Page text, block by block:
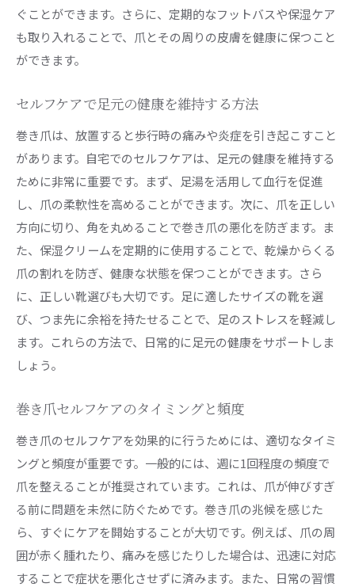
ぐことができます。さらに、定期的なフットバスや保湿ケア
も取り入れることで、爪とその周りの皮膚を健康に保つこと
ができます。
セルフケアで足元の健康を維持する方法
巻き爪は、放置すると歩行時の痛みや炎症を引き起こすこと
があります。自宅でのセルフケアは、足元の健康を維持する
ために非常に重要です。まず、足湯を活用して血行を促進
し、爪の柔軟性を高めることができます。次に、爪を正しい
方向に切り、角を丸めることで巻き爪の悪化を防ぎます。ま
た、保湿クリームを定期的に使用することで、乾燥からくる
爪の割れを防ぎ、健康な状態を保つことができます。さら
に、正しい靴選びも大切です。足に適したサイズの靴を選
び、つま先に余裕を持たせることで、足のストレスを軽減し
ます。これらの方法で、日常的に足元の健康をサポートしま
しょう。
巻き爪セルフケアのタイミングと頻度
巻き爪のセルフケアを効果的に行うためには、適切なタイミ
ングと頻度が重要です。一般的には、週に1回程度の頻度で
爪を整えることが推奨されています。これは、爪が伸びすぎ
る前に問題を未然に防ぐためです。巻き爪の兆候を感じた
ら、すぐにケアを開始することが大切です。例えば、爪の周
囲が赤く腫れたり、痛みを感じたりした場合は、迅速に対応
することで症状を悪化させずに済みます。また、日常の習慣